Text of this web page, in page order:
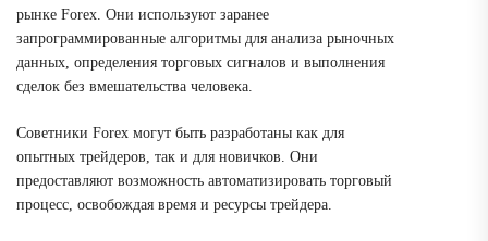
рынке Forex. Они используют заранее
запрограммированные алгоритмы для анализа рыночных
данных, определения торговых сигналов и выполнения
сделок без вмешательства человека.
Советники Forex могут быть разработаны как для
опытных трейдеров, так и для новичков. Они
предоставляют возможность автоматизировать торговый
процесс, освобождая время и ресурсы трейдера.